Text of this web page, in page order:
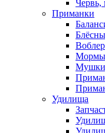
Приманки
Блёсны
Удилища